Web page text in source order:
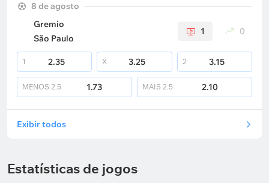
8 de agosto
Gremio
São Paulo
1 0
1 2.35 X 3.25 2 3.15
MENOS 2.5 1.73 MAIS 2.5 2.10
Exibir todos
Estatísticas de jogos